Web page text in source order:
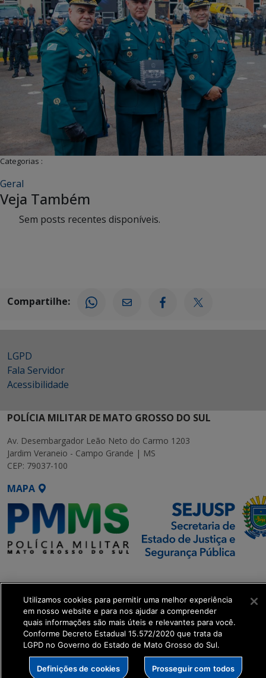
Categorias :
Geral
Veja Também
Sem posts recentes disponíveis.
Compartilhe:
LGPD
Fala Servidor
Acessibilidade
POLÍCIA MILITAR DE MATO GROSSO DO SUL
Av. Desembargador Leão Neto do Carmo 1203
Jardim Veraneio - Campo Grande | MS
CEP: 79037-100
MAPA
de Transformação Digital
get_footer();
Utilizamos cookies para permitir uma melhor experiência
em nosso website e para nos ajudar a compreender
quais informações são mais úteis e relevantes para você.
Conforme Decreto Estadual 15.572/2020 que trata da
LGPD no Governo do Estado de Mato Grosso do Sul.
Definições de cookies Prosseguir com todos